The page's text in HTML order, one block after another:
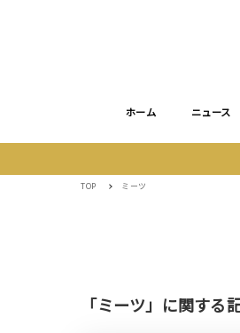
ホーム ニュース
TOP ミーツ
「ミーツ」に関する